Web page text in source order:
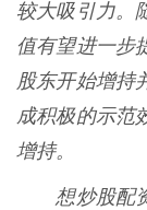
较大吸引力。
值有望进一步
股东开始增持
成积极的示范
增持。
想炒股配资